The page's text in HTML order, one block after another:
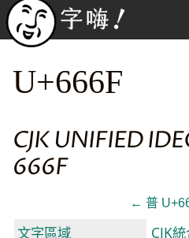
U+666F
CJK UNIFIED
666F
← 普
文字區域
CJK